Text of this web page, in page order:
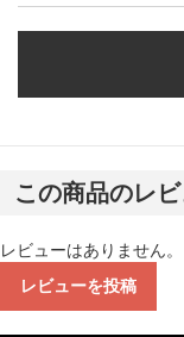
この商品のレ
レビューはありません。
レビューを投稿